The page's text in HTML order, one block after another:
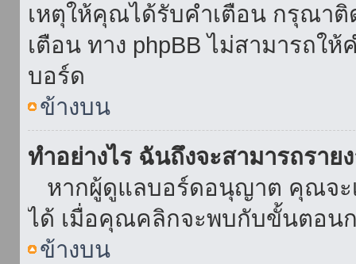
เหตุให้คุณได้รับคำเตือน กรุณา
เตือน ทาง phpBB ไม่สามารถใ
บอร์ด
ข้างบน
ทำอย่างไร ฉันถึงจะสามารถรา
หากผู้ดูแลบอร์ดอนุญาต คุณจะ
ได้ เมื่อคุณคลิกจะพบกับขั้นตอน
ข้างบน